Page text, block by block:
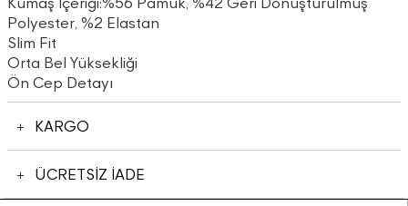
Polyester, %2 Elastan
Slim Fit
Orta Bel Yüksekliği
Ön Cep Detayı
KARGO
ÜCRETSİZ İADE